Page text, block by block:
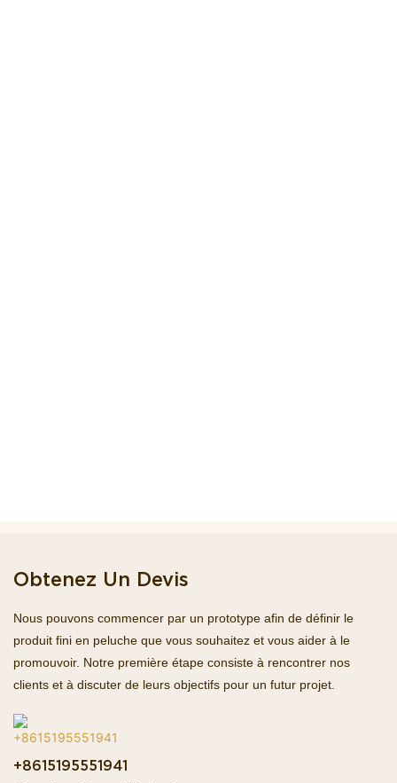
Obtenez Un Devis
Nous pouvons commencer par un prototype afin de définir le
produit fini en peluche que vous souhaitez et vous aider à le
promouvoir. Notre première étape consiste à rencontrer nos
clients et à discuter de leurs objectifs pour un futur projet.
+8615195551941